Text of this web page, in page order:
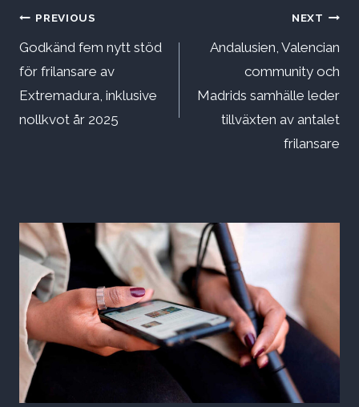
Inläggsnavigering
PREVIOUS
Godkänd fem nytt stöd
för frilansare av
Extremadura, inklusive
nollkvot år 2025
NEXT
Andalusien, Valencian
community och
Madrids samhälle leder
tillväxten av antalet
frilansare